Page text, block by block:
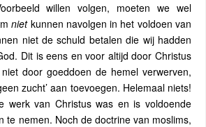
willen volgen, moeten we wel
nietkunnen navolgen in het voldoen van
niet de schuld betalen die wij hadden
Dit is eens en voor altijd door Christus
door goeddoen de hemel verwerven,
zucht’ aan toevoegen. Helemaal niets!
werk van Christus was en is voldoende
te nemen. Noch de doctrine van moslims,